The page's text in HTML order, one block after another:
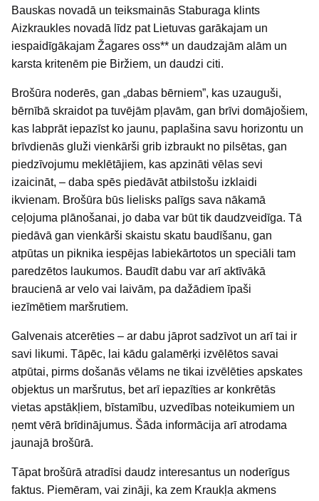
Bauskas novadā un teiksmainās Staburaga klints
Aizkraukles novadā līdz pat Lietuvas garākajam un
iespaidīgākajam Žagares oss** un daudzajām alām un
karsta kritenēm pie Biržiem, un daudzi citi.
Brošūra noderēs, gan „dabas bērniem”, kas uzauguši,
bērnībā skraidot pa tuvējām pļavām, gan brīvi domājošiem,
kas labprāt iepazīst ko jaunu, paplašina savu horizontu un
brīvdienās gluži vienkārši grib izbraukt no pilsētas, gan
piedzīvojumu meklētājiem, kas apzināti vēlas sevi
izaicināt, – daba spēs piedāvāt atbilstošu izklaidi
ikvienam. Brošūra būs lielisks palīgs sava nākamā
ceļojuma plānošanai, jo daba var būt tik daudzveidīga. Tā
piedāvā gan vienkārši skaistu skatu baudīšanu, gan
atpūtas un piknika iespējas labiekārtotos un speciāli tam
paredzētos laukumos. Baudīt dabu var arī aktīvākā
braucienā ar velo vai laivām, pa dažādiem īpaši
iezīmētiem maršrutiem.
Galvenais atcerēties – ar dabu jāprot sadzīvot un arī tai ir
savi likumi. Tāpēc, lai kādu galamērķi izvēlētos savai
atpūtai, pirms došanās vēlams ne tikai izvēlēties apskates
objektus un maršrutus, bet arī iepazīties ar konkrētās
vietas apstākļiem, bīstamību, uzvedības noteikumiem un
ņemt vērā brīdinājumus. Šāda informācija arī atrodama
jaunajā brošūrā.
Tāpat brošūrā atradīsi daudz interesantus un noderīgus
faktus. Piemēram, vai zināji, ka zem Kraukļa akmens